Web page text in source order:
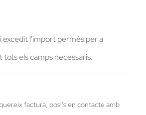
excedit l'import permès per a
els camps necessaris.
factura, posi's en contacte amb